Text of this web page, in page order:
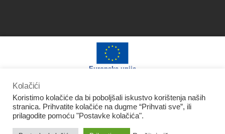
Europska unija
Kolačići
Koristimo kolačiće da bi poboljšali iskustvo korištenja naših
stranica. Prihvatite kolačiće na dugme “Prihvati sve”, ili
prilagodite pomoću "Postavke kolačića".